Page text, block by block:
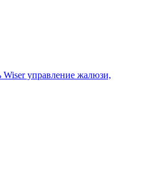
управление жалюзи,